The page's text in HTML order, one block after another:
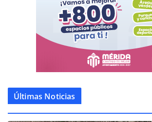
Últimas Noticias